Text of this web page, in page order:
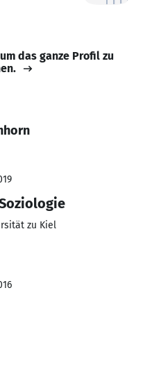
das ganze Profil zu
zu Kiel